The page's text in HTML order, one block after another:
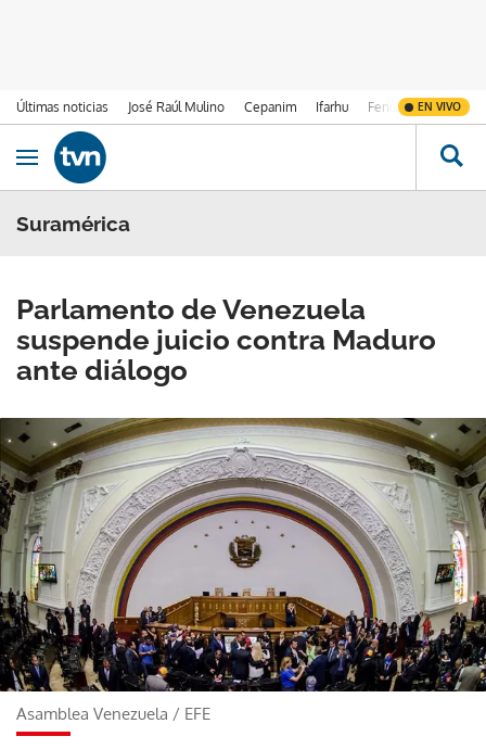
Últimas noticias José Raúl Mulino Cepanim Ifarhu Fenómeno de El
EN VIVO
Ir al contenido
Obrir navegació
Suramérica
Parlamento de Venezuela
suspende juicio contra Maduro
ante diálogo
Asamblea Venezuela / EFE